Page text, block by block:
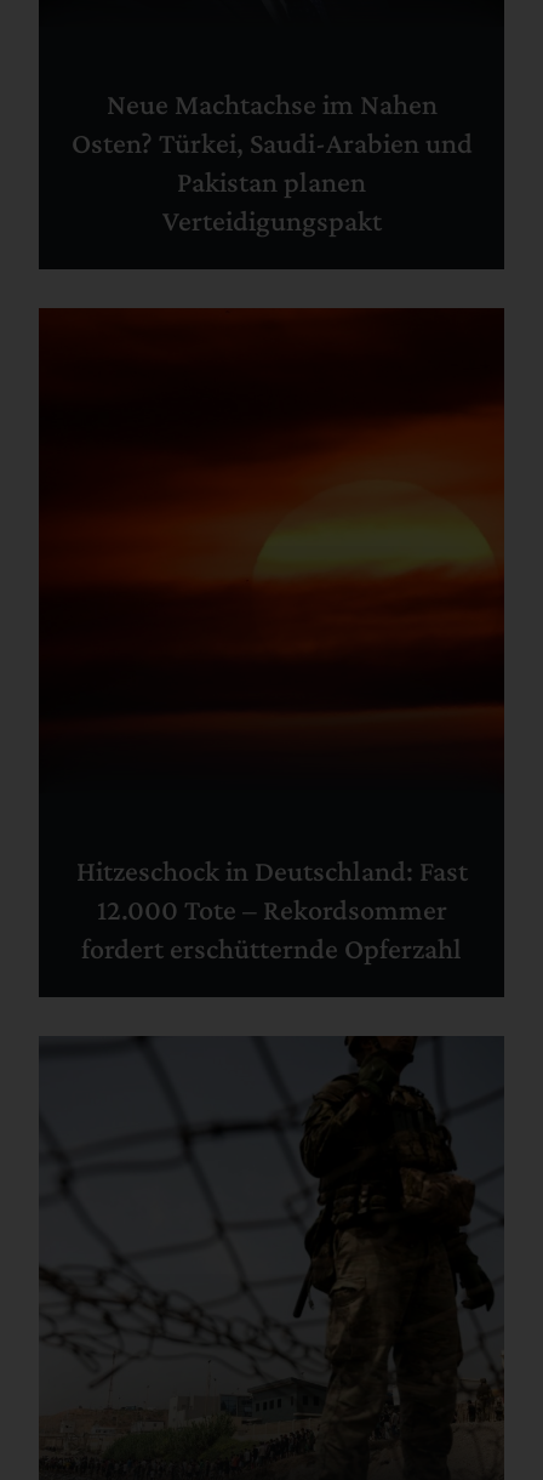
Neue Machtachse im Nahen
Osten? Türkei, Saudi-Arabien und
Pakistan planen
Verteidigungspakt
Hitzeschock in Deutschland: Fast
12.000 Tote – Rekordsommer
fordert erschütternde Opferzahl